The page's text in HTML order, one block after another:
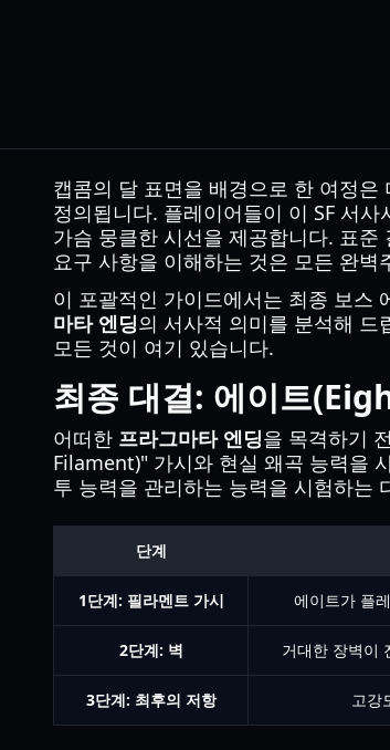
캡콤의 달 표면을 배경으로 한 여정
정의됩니다. 플레이어들이 이 SF 서
가슴 뭉클한 시선을 제공합니다. 표
요구 사항을 이해하는 것은 모든 완
이 포괄적인 가이드에서는 최종 보스
마타 엔딩의 서사적 의미를 분석해
모든 것이 여기 있습니다.
최종 대결: 에이트
어떠한 프라그마타 엔딩을 목격하기
Filament)" 가시와 현실 왜곡 능력을
투 능력을 관리하는 능력을 시험하는
단계
1단계: 필라멘트 가시 에이트가 플
2단계: 벽 거대한 장벽이
3단계: 최후의 저항 고강